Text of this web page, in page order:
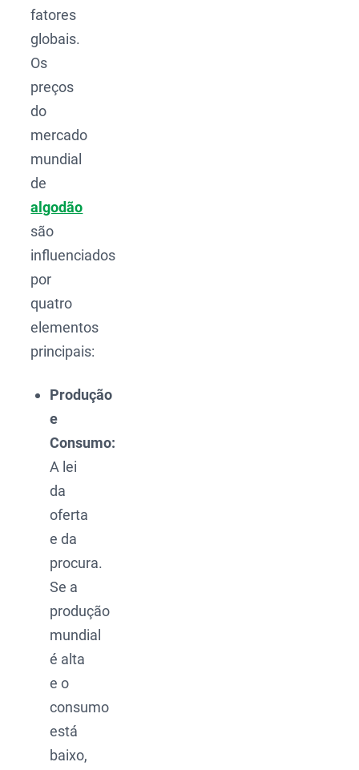
fatores
globais.
Os
preços
do
mercado
mundial
de
algodão
são
influenciados
por
quatro
elementos
principais:
Produção
e
Consumo:
A lei
da
oferta
e da
procura.
Se a
produção
mundial
é alta
e o
consumo
está
baixo,